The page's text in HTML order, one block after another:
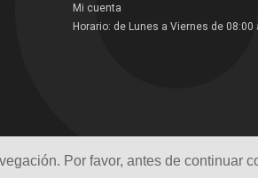
Por favor, antes de continuar
Por favor, antes de continuar
Mi cuenta
Horario: de Lunes a Viernes de 08:00